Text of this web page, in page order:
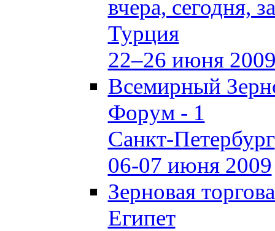
вчера, сегодня,
Турция
22–26 июня
Всемирный
Форум - 1
Санкт-Петербург
06-07 июня 2009
Зерновая
Египет